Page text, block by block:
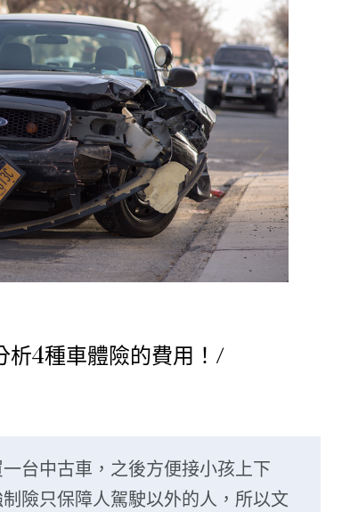
析4種車體險的費用！/
台中古車，之後方便接小孩上下
險只保障人駕駛以外的人，所以文